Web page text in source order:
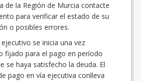
de la Región de Murcia contacte
para verificar el estado de su
o posibles errores.
se inicia una vez
fijado para el pago en período
se haya satisfecho la deuda. El
pago en vía ejecutiva conlleva